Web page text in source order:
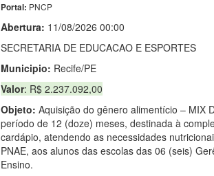
Portal: PNCP
Abertura: 11/08/2026 00:00
SECRETARIA DE EDUCACAO E ESPORTES
Municipio: Recife/PE
Valor: R$ 2.237.092,00
Objeto: Aquisição do gênero alimentício – MIX
período de 12 (doze) meses, destinada à
cardápio, atendendo as necessidades
PNAE, aos alunos das escolas das 06 (seis)
Ensino.